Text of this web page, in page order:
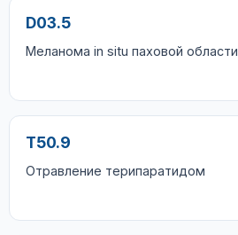
D03.5
Меланома in situ паховой области
T50.9
Отравление терипаратидом